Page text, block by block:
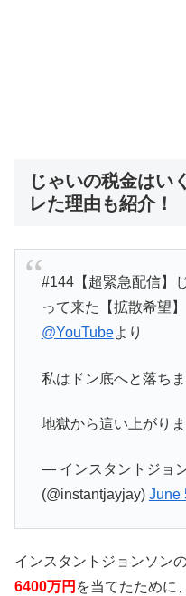
じゃいの税金はい
レた理由も紹介！
#144【超緊急配信】
って来た【拡散希望】
@YouTubeより
私はドン底へと落ちま
地獄から這い上がりま
— インスタントジョ
(@instantjayjay) June
インスタントジョンソン
6400万円 を当てたために